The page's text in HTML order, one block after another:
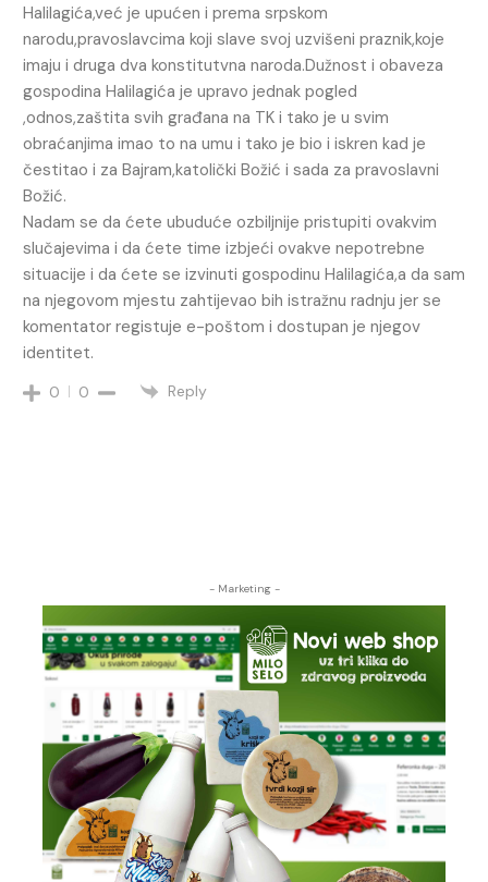
Halilagića,već je upućen i prema srpskom
narodu,pravoslavcima koji slave svoj uzvišeni praznik,koje
imaju i druga dva konstitutvna naroda.Dužnost i obaveza
gospodina Halilagića je upravo jednak pogled
,odnos,zaštita svih građana na TK i tako je u svim
obraćanjima imao to na umu i tako je bio i iskren kad je
čestitao i za Bajram,katolički Božić i sada za pravoslavni
Božić.
Nadam se da ćete ubuduće ozbiljnije pristupiti ovakvim
slučajevima i da ćete time izbjeći ovakve nepotrebne
situacije i da ćete se izvinuti gospodinu Halilagića,a da sam
na njegovom mjestu zahtijevao bih istražnu radnju jer se
komentator registuje e-poštom i dostupan je njegov
identitet.
0 0 Reply
- Marketing -